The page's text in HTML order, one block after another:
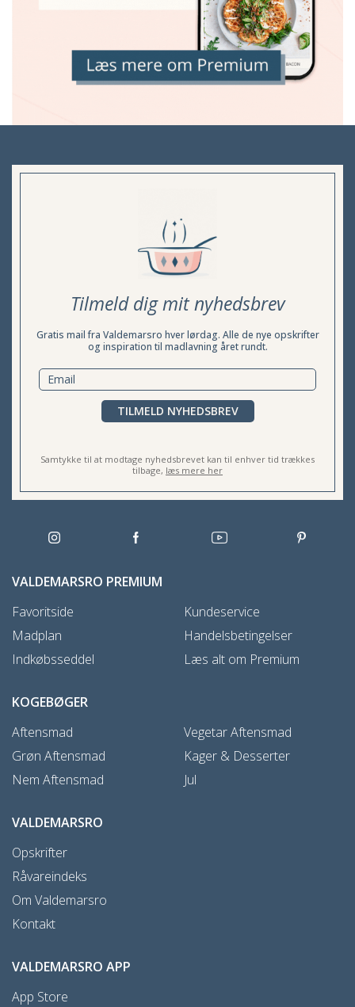
Tilmeld dig mit nyhedsbrev
Gratis mail fra Valdemarsro hver lørdag. Alle de nye opskrifter
og inspiration til madlavning året rundt.
TILMELD NYHEDSBREV
Samtykke til at modtage nyhedsbrevet kan til enhver tid trækkes
tilbage, læs mere her
VALDEMARSRO PREMIUM
Favoritside
Madplan
Indkøbsseddel
Kundeservice
Handelsbetingelser
Læs alt om Premium
KOGEBØGER
Aftensmad
Grøn Aftensmad
Nem Aftensmad
Vegetar Aftensmad
Kager & Desserter
Jul
VALDEMARSRO
Opskrifter
Råvareindeks
Om Valdemarsro
Kontakt
VALDEMARSRO APP
App Store